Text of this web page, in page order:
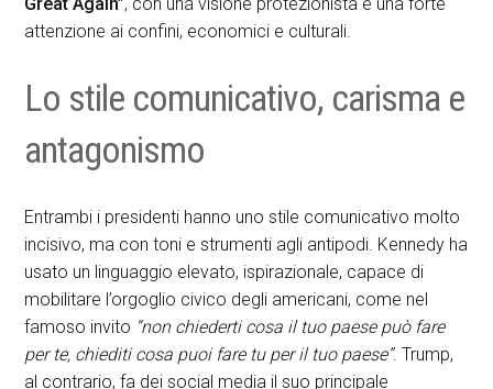
attenzione ai confini, economici e culturali.
Lo stile comunicativo, carisma e
antagonismo
Entrambi i presidenti hanno uno stile comunicativo molto
incisivo, ma con toni e strumenti agli antipodi. Kennedy ha
usato un linguaggio elevato, ispirazionale, capace di
mobilitare l’orgoglio civico degli americani, come nel
famoso invito “non chiederti cosa il tuo paese può fare
per te, chiediti cosa puoi fare tu per il tuo paese”. Trump,
al contrario, fa dei social media il suo principale